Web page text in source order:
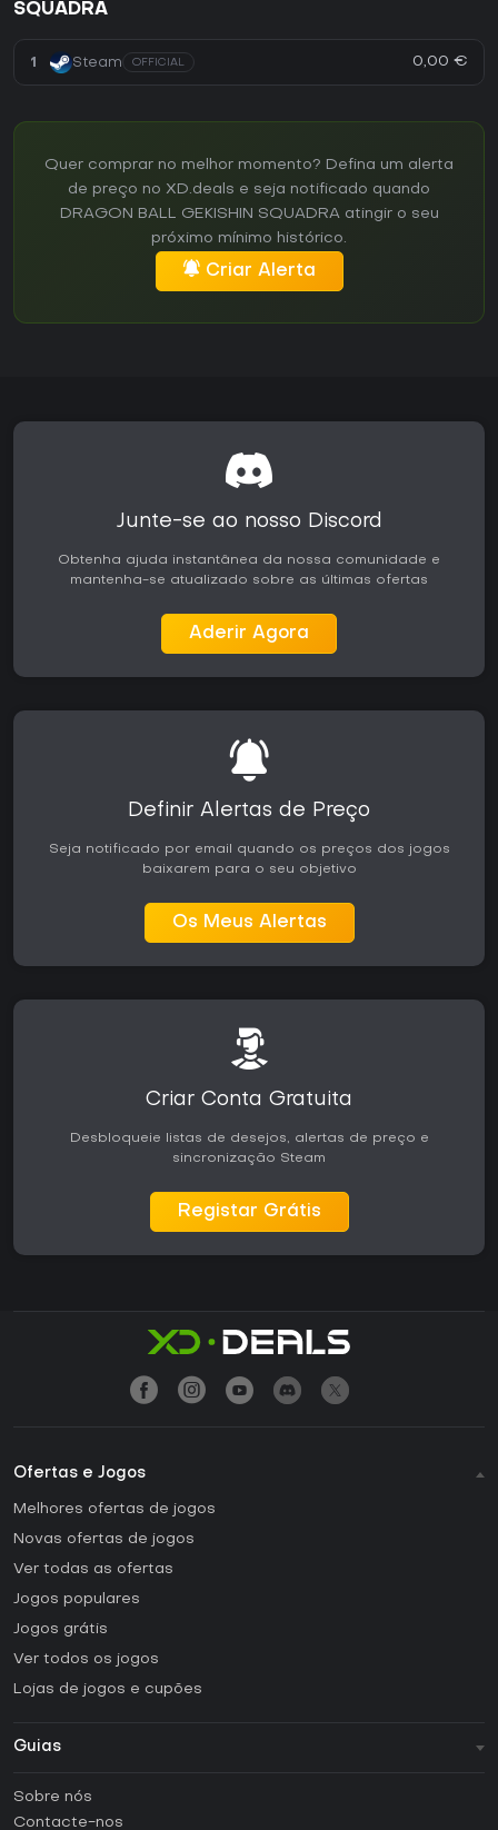
SQUADRA
1 Steam OFFICIAL 0,00 €
Quer comprar no melhor momento? Defina um alerta
de preço no XD.deals e seja notificado quando
DRAGON BALL GEKISHIN SQUADRA atingir o seu
próximo mínimo histórico.
Criar Alerta
Junte-se ao nosso Discord
Obtenha ajuda instantânea da nossa comunidade e
mantenha-se atualizado sobre as últimas ofertas
Aderir Agora
Definir Alertas de Preço
Seja notificado por email quando os preços dos jogos
baixarem para o seu objetivo
Os Meus Alertas
Criar Conta Gratuita
Desbloqueie listas de desejos, alertas de preço e
sincronização Steam
Registar Grátis
Ofertas e Jogos
Melhores ofertas de jogos
Novas ofertas de jogos
Ver todas as ofertas
Jogos populares
Jogos grátis
Ver todos os jogos
Lojas de jogos e cupões
Guias
Sobre nós
Contacte-nos